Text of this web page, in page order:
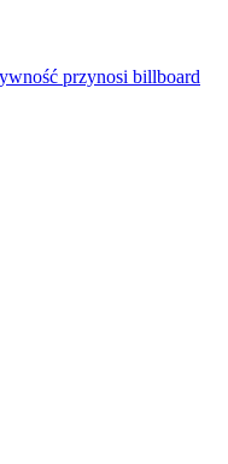
przynosi billboard